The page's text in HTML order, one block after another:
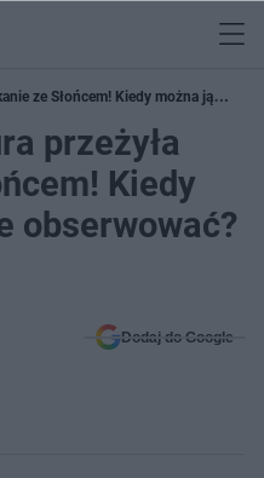
ze Słońcem! Kiedy można ją
przeżyła
Kiedy
obserwować?
Dodaj do Google